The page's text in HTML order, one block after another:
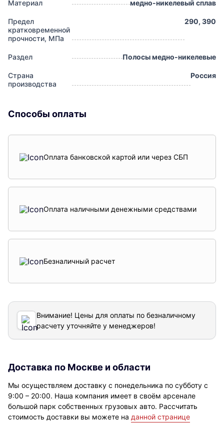
Материал медно-никелевый сплав
Предел
кратковременной
прочности, МПа
290, 390
Раздел Полосы медно-никелевые
Страна
производства
Россия
Способы оплаты
Оплата банковской картой или через СБП
Оплата наличными денежными средствами
Безналичный расчет
Внимание! Цены для оплаты по безналичному
расчету уточняйте у менеджеров!
Доставка по Москве и области
Мы осуществляем доставку с понедельника по субботу с
9:00 – 20:00. Наша компания имеет в своём арсенале
большой парк собственных грузовых авто. Рассчитать
стоимость доставки вы можете на данной странице